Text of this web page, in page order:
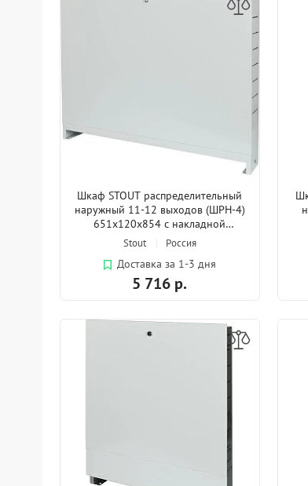
Шкаф STOUT распределительный
наружный 11-12 выходов (ШРН-4)
651х120х854 с накладной
дверцей
Stout Россия
Доставка за 1-3 дня
5 716 р.